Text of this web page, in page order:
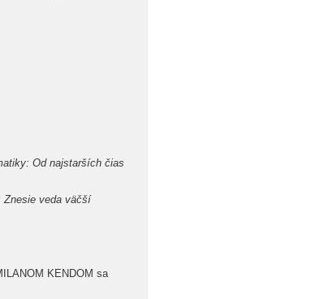
Od najstarších čias
Znesie veda väčší
KENDOM sa